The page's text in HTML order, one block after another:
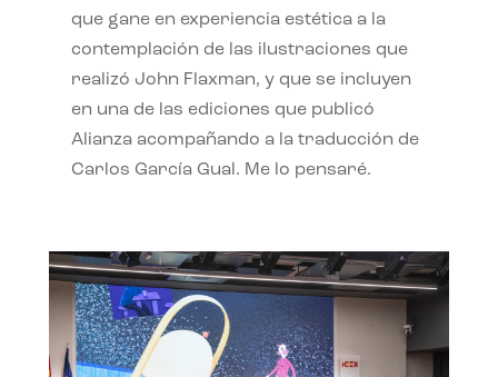
que gane en experiencia estética a la
contemplación de las ilustraciones que
realizó John Flaxman, y que se incluyen
en una de las ediciones que publicó
Alianza acompañando a la traducción de
Carlos García Gual. Me lo pensaré.